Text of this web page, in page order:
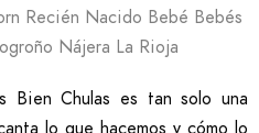
Bien Chulas es tan solo una